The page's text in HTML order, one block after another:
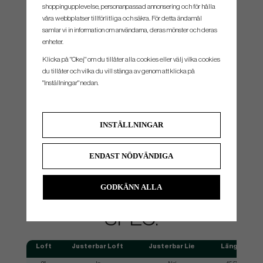
twice. Like a spring within a spring, Rebound Frame technology adds a second ring of
flexibility that sits just behind the face, supported by extra stiffness in the rear of the
clubhead. At impact, these dual flex zones activate simultaneously, increasing the
SPEC.
Loft Justerbar Loft Justerbar Lie Längd
shoppingupplevelse, personanpassad annonsering och för hålla
våra webbplatser tillförlitliga och säkra. För detta ändamål
samlar vi in information om användarna, deras mönster och deras
enheter.
Klicka på "Okej" om du tillåter alla cookies eller välj vilka cookies
du tillåter och vilka du vill stänga av genom att klicka på
"Inställningar" nedan.
INSTÄLLNINGAR
ENDAST NÖDVÄNDIGA
GODKÄNN ALLA